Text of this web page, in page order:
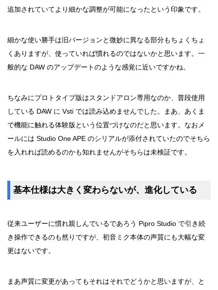
追加されていてより細かな調整が可能になったという印象です。
細かな使い勝手は旧バージョンと微妙に異なる部分もちょくちょ
くありますが、使っていれば慣れるのではないかと思います。一
般的な DAW のアップデートのような感覚に近いですかね。
ちなみにプロトタイプ版はスタンドアロン専用なのか、普段使用
している DAW に Vsti では読み込めませんでした。まあ、あくま
で機能に触れる体験版という位置づけなのだと思います。なおメ
ールには Studio One APE のシリアルが添付されていたのでそちら
を入れれば読めるのかも知れませんがそちらは未検証です。
基本仕様は大きく変わらないが、進化している
従来ユーザーに慣れ親しんでいるであろう Pipro Studio で引き続
き操作できるのも然りですが、初音ミク本体の声質にも大幅な変
更はないです。
まあ声質に変更があってもそれはそれでどうかと思いますが、と